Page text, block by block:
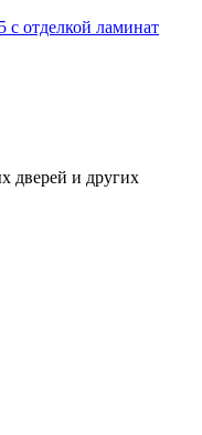
с отделкой ламинат
дверей и других